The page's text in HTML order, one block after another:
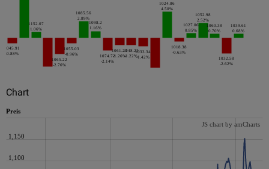
1045.91
-0.88%
1152.07
1.06%
1065.22
-2.76%
1055.03
-0.96%
1085.56
2.89%
1098.2
1.16%
1074.72
-2.14%
1061.23
-1.26%
1048.23
-1.22%
1033.34
-1.42%
1024.86
4.50%
1018.38
-0.63%
1027.06
0.85%
1052.98
2.52%
1060.38
0.70%
1032.58
-2.62%
1039.61
0.68%
Chart
Preis
1,100
1,150
JS chart by amCharts